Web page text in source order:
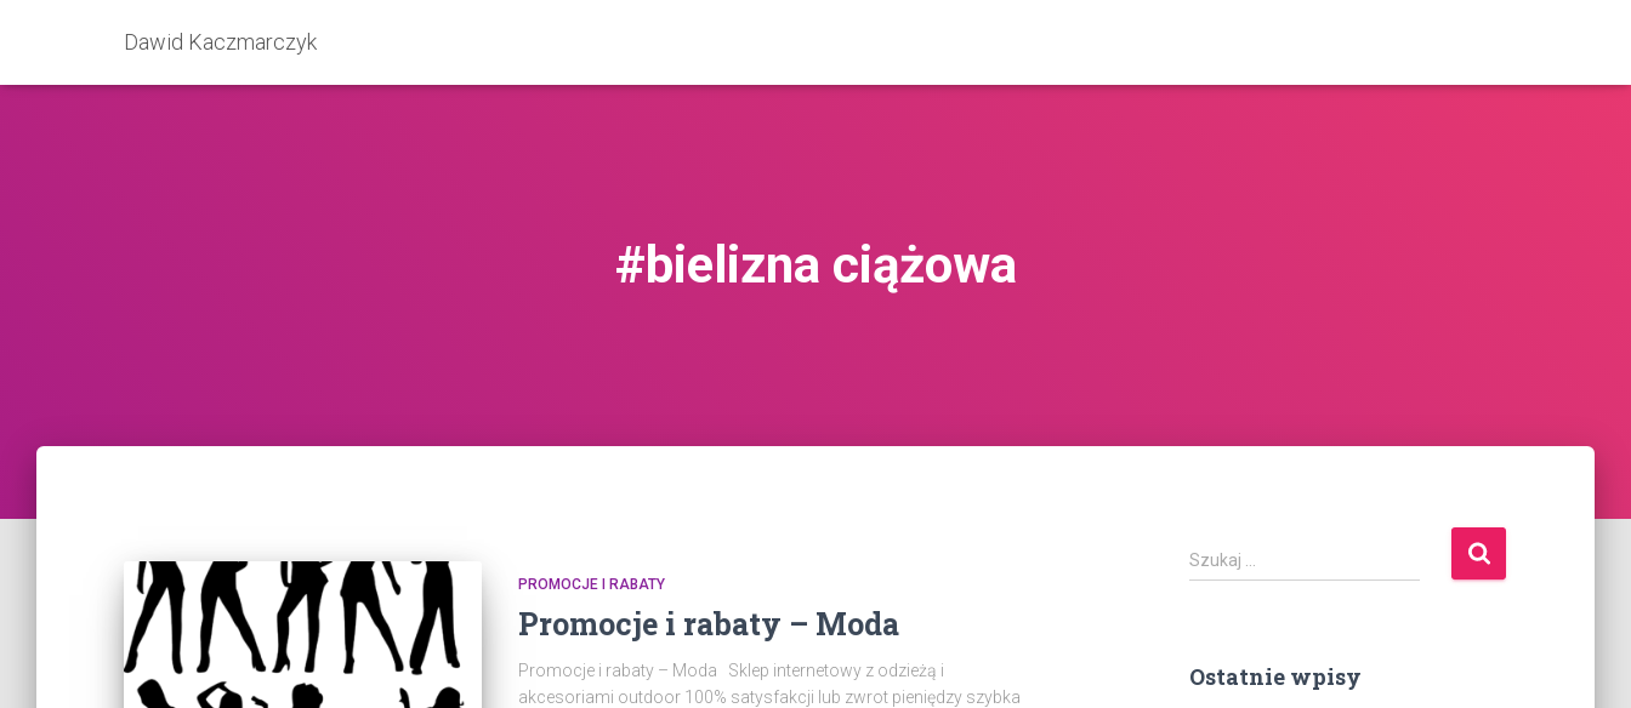
Dawid Kaczmarczyk
#bielizna ciążowa
PROMOCJE I RABATY
Promocje i rabaty – Moda
Promocje i rabaty – Moda Sklep internetowy z odzieżą i
akcesoriami outdoor 100% satysfakcji lub zwrot pieniędzy szybka
S
z
j
Szukaj …
Ostatnie wpisy